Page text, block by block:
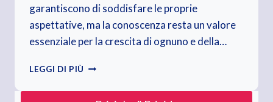
garantiscono di soddisfare le proprie
aspettative, ma la conoscenza resta un valore
essenziale per la crescita di ognuno e della…
LEGGI DI PIÙ LA
NON